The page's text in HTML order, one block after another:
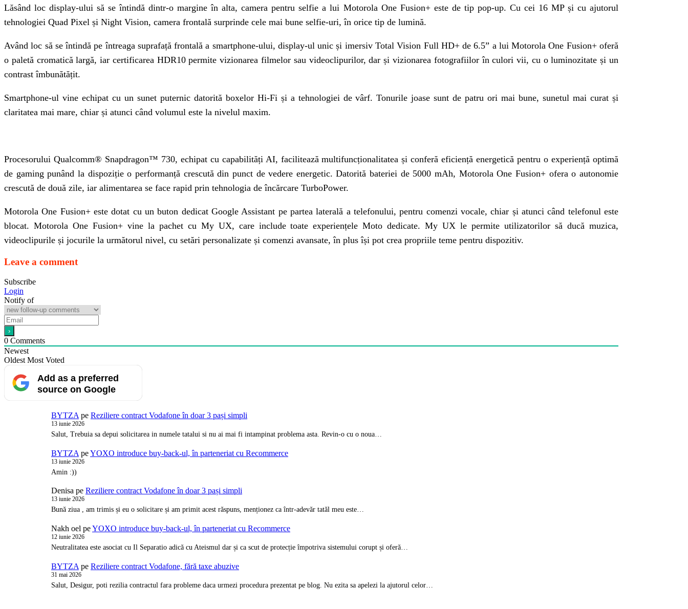
Lăsând loc display-ului să se întindă dintr-o margine în alta, camera pentru selfie a lui Motorola One Fusion+ este de tip pop-up. Cu cei 16 MP și cu ajutorul
tehnologiei Quad Pixel și Night Vision, camera frontală surprinde cele mai bune selfie-uri, în orice tip de lumină.
Având loc să se întindă pe întreaga suprafață frontală a smartphone-ului, display-ul unic și imersiv Total Vision Full HD+ de 6.5” a lui Motorola One Fusion+ oferă
o paletă cromatică largă, iar certificarea HDR10 permite vizionarea filmelor sau videoclipurilor, dar și vizionarea fotografiilor în culori vii, cu o luminozitate și un
contrast îmbunătățit.
Smartphone-ul vine echipat cu un sunet puternic datorită boxelor Hi-Fi și a tehnologiei de vârf. Tonurile joase sunt de patru ori mai bune, sunetul mai curat și
claritatea mai mare, chiar și atunci când volumul este la nivelul maxim.
Procesorului Qualcomm® Snapdragon™ 730, echipat cu capabilități AI, facilitează multifuncționalitatea și conferă eficiență energetică pentru o experiență optimă
de gaming punând la dispoziție o performanță crescută din punct de vedere energetic. Datorită bateriei de 5000 mAh, Motorola One Fusion+ ofera o autonomie
crescută de două zile, iar alimentarea se face rapid prin tehnologia de încărcare TurboPower.
Motorola One Fusion+ este dotat cu un buton dedicat Google Assistant pe partea laterală a telefonului, pentru comenzi vocale, chiar și atunci când telefonul este
blocat. Motorola One Fusion+ vine la pachet cu My UX, care include toate experiențele Moto dedicate. My UX le permite utilizatorilor să ducă muzica,
videoclipurile și jocurile la următorul nivel, cu setări personalizate și comenzi avansate, în plus își pot crea propriile teme pentru dispozitiv.
Leave a comment
Subscribe
Login
Notify of
0 Comments
Newest
Oldest Most Voted
Add as a preferred
source on Google
BYTZA pe Reziliere contract Vodafone în doar 3 pași simpli
13 iunie 2026
Salut, Trebuia sa depui solicitarea in numele tatalui si nu ai mai fi intampinat problema asta. Revin-o cu o noua…
BYTZA peYOXO introduce buy-back-ul, în parteneriat cu Recommerce
13 iunie 2026
Amin :))
Denisa pe Reziliere contract Vodafone în doar 3 pași simpli
13 iunie 2026
Bună ziua , am trimis și eu o solicitare și am primit acest răspuns, menționez ca într-adevăr tatăl meu este…
Nakh oel peYOXO introduce buy-back-ul, în parteneriat cu Recommerce
12 iunie 2026
Neutralitatea este asociat cu Il Separatio adică cu Ateismul dar și ca scut de protecție împotriva sistemului corupt și oferă…
BYTZA pe Reziliere contract Vodafone, fără taxe abuzive
31 mai 2026
Salut, Desigur, poti rezilia contractul fara probleme daca urmezi procedura prezentat pe blog. Nu ezita sa apelezi la ajutorul celor…